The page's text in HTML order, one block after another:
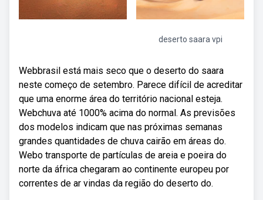
deserto saara vpi
Webbrasil está mais seco que o deserto do saara
neste começo de setembro. Parece difícil de acreditar
que uma enorme área do território nacional esteja.
Webchuva até 1000% acima do normal. As previsões
dos modelos indicam que nas próximas semanas
grandes quantidades de chuva cairão em áreas do.
Webo transporte de partículas de areia e poeira do
norte da áfrica chegaram ao continente europeu por
correntes de ar vindas da região do deserto do.